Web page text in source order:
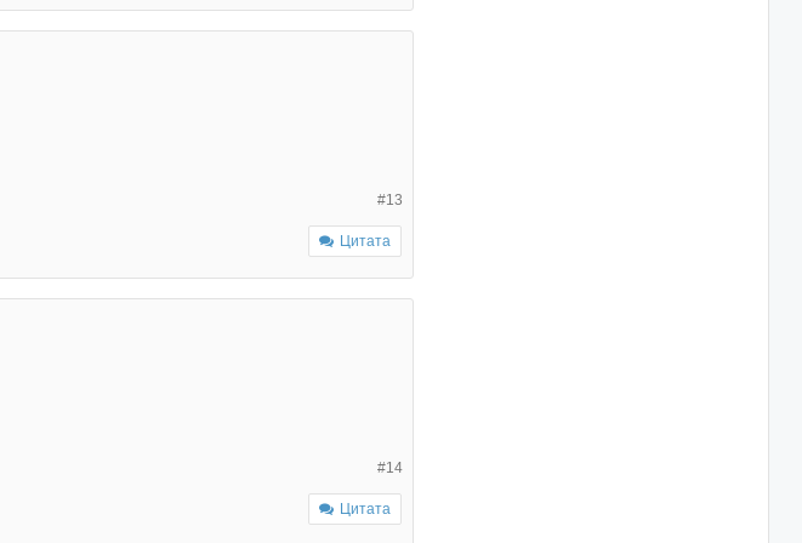
#13
Цитата
#14
Цитата